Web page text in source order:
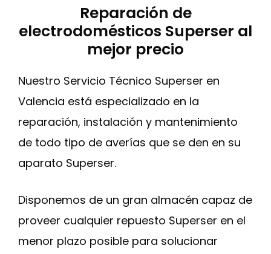
Reparación de
electrodomésticos Superser al
mejor precio
Nuestro Servicio Técnico Superser en
Valencia está especializado en la
reparación, instalación y mantenimiento
de todo tipo de averías que se den en su
aparato Superser.
Disponemos de un gran almacén capaz de
proveer cualquier repuesto Superser en el
menor plazo posible para solucionar